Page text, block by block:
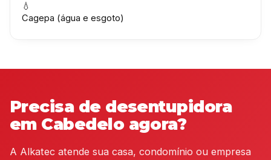
💧
Cagepa (água e esgoto)
Precisa de desentupidora
em Cabedelo agora?
A Alkatec atende sua casa, condomínio ou empresa